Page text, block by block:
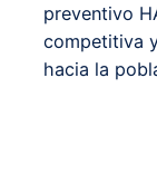
preventivo
competitiva
hacia la